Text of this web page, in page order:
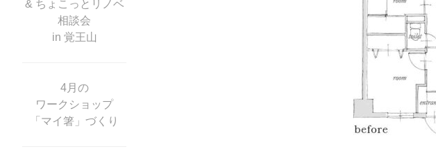
& ちょこっとリノベ
相談会
in 覚王山
4月の
ワークショップ
「マイ箸」づくり